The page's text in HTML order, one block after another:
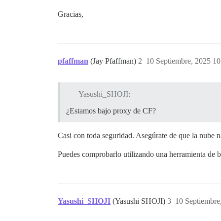
Gracias,
pfaffman (Jay Pfaffman) 10 Septiembre, 2025
2
Yasushi_SHOJI:
¿Estamos bajo proxy de CF?
Casi con toda seguridad. Asegúrate de que la nube
Puedes comprobarlo utilizando una herramienta de
Yasushi_SHOJI (Yasushi SHOJI) 10
3